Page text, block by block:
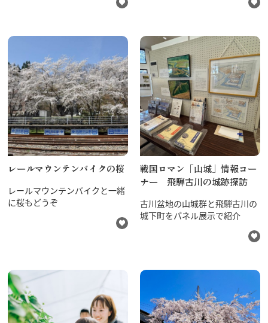
レールマウンテンバイクの桜
レールマウンテンバイクと一緒
に桜もどうぞ
戦国ロマン「山城」情報コー
ナー 飛騨古川の城跡探訪
古川盆地の山城群と飛騨古川の
城下町をパネル展示で紹介